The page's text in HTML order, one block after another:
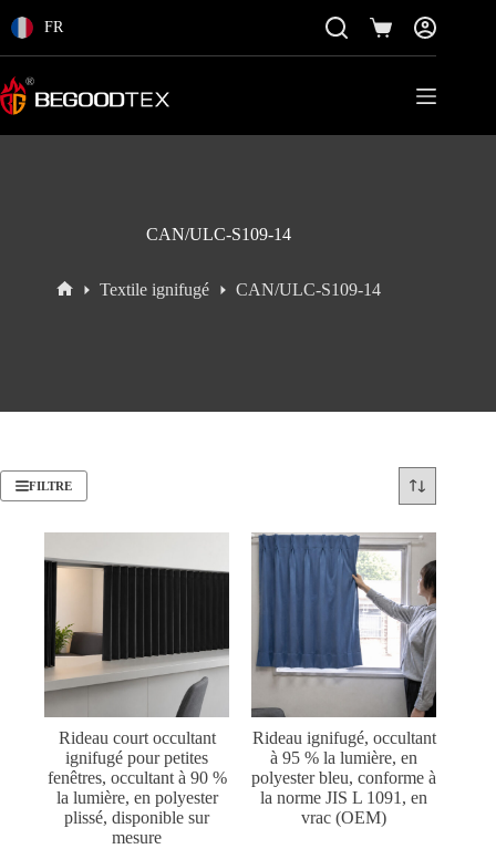
au
FR Panier
CAN/ULC-S109-14
Textile ignifugé CAN/ULC-S109-14
FILTRE
Rideau court occultant
ignifugé pour petites
fenêtres, occultant à 90 %
la lumière, en polyester
plissé, disponible sur
mesure
Rideau ignifugé, occultant
à 95 % la lumière, en
polyester bleu, conforme à
la norme JIS L 1091, en
vrac (OEM)